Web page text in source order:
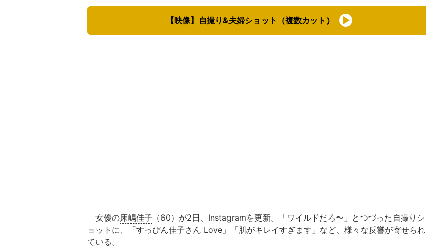
【映像】自撮り&夫婦ショット（複数カット）
女優の床嶋佳子 （60）が2日、Instagramを更新。「ワイルドだろ〜」とつづった自撮りシ
ョットに、「すっぴん佳子さん Love」「肌がキレイすぎます」など、様々な反響が寄せられ
ている。